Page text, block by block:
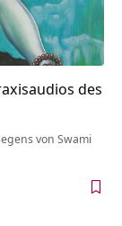
des
von Swami